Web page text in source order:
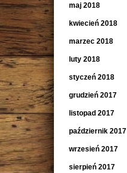
maj 2018
kwiecień 2018
marzec 2018
luty 2018
styczeń 2018
grudzień 2017
listopad 2017
październik 2017
wrzesień 2017
sierpień 2017